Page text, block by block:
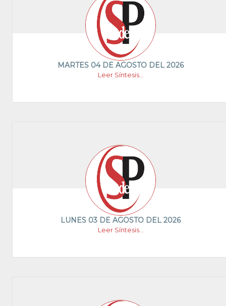
MARTES 04 DE AGOSTO DEL 2026
Leer Síntesis...
LUNES 03 DE AGOSTO DEL 2026
Leer Síntesis...